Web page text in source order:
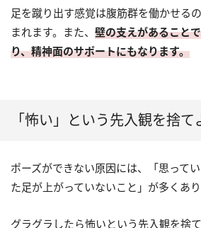
足を蹴り出す感覚は腹筋群を働かせる
まれます。また、 壁の支えがあること
り、精神面のサポートにもなります。
「怖い」という先入観を捨て
ポーズができない原因には、「思って
た足が上がっていないこと」が多くあり
グラグラしたら怖いという先入観を捨